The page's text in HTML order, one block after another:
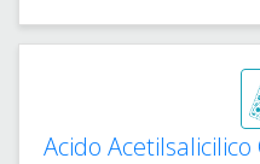
Acido Acetilsalicilico